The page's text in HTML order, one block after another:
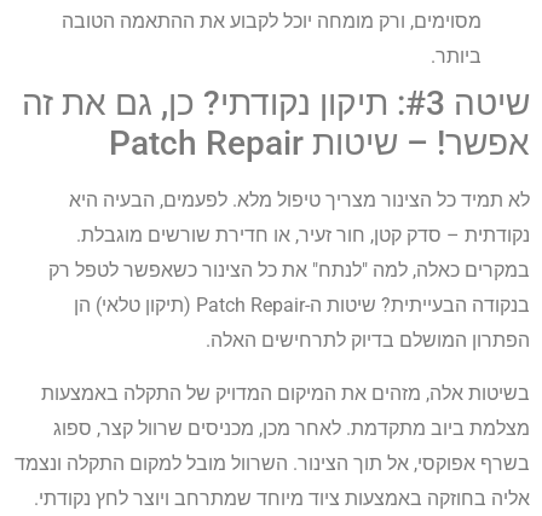
מסוימים, ורק מומחה יוכל לקבוע את ההתאמה הטובה
ביותר.
שיטה #3: תיקון נקודתי? כן, גם את זה
אפשר! – שיטות Patch Repair
לא תמיד כל הצינור מצריך טיפול מלא. לפעמים, הבעיה היא
נקודתית – סדק קטן, חור זעיר, או חדירת שורשים מוגבלת.
במקרים כאלה, למה "לנתח" את כל הצינור כשאפשר לטפל רק
בנקודה הבעייתית? שיטות ה-Patch Repair (תיקון טלאי) הן
הפתרון המושלם בדיוק לתרחישים האלה.
בשיטות אלה, מזהים את המיקום המדויק של התקלה באמצעות
מצלמת ביוב מתקדמת. לאחר מכן, מכניסים שרוול קצר, ספוג
בשרף אפוקסי, אל תוך הצינור. השרוול מובל למקום התקלה ונצמד
אליה בחוזקה באמצעות ציוד מיוחד שמתרחב ויוצר לחץ נקודתי.